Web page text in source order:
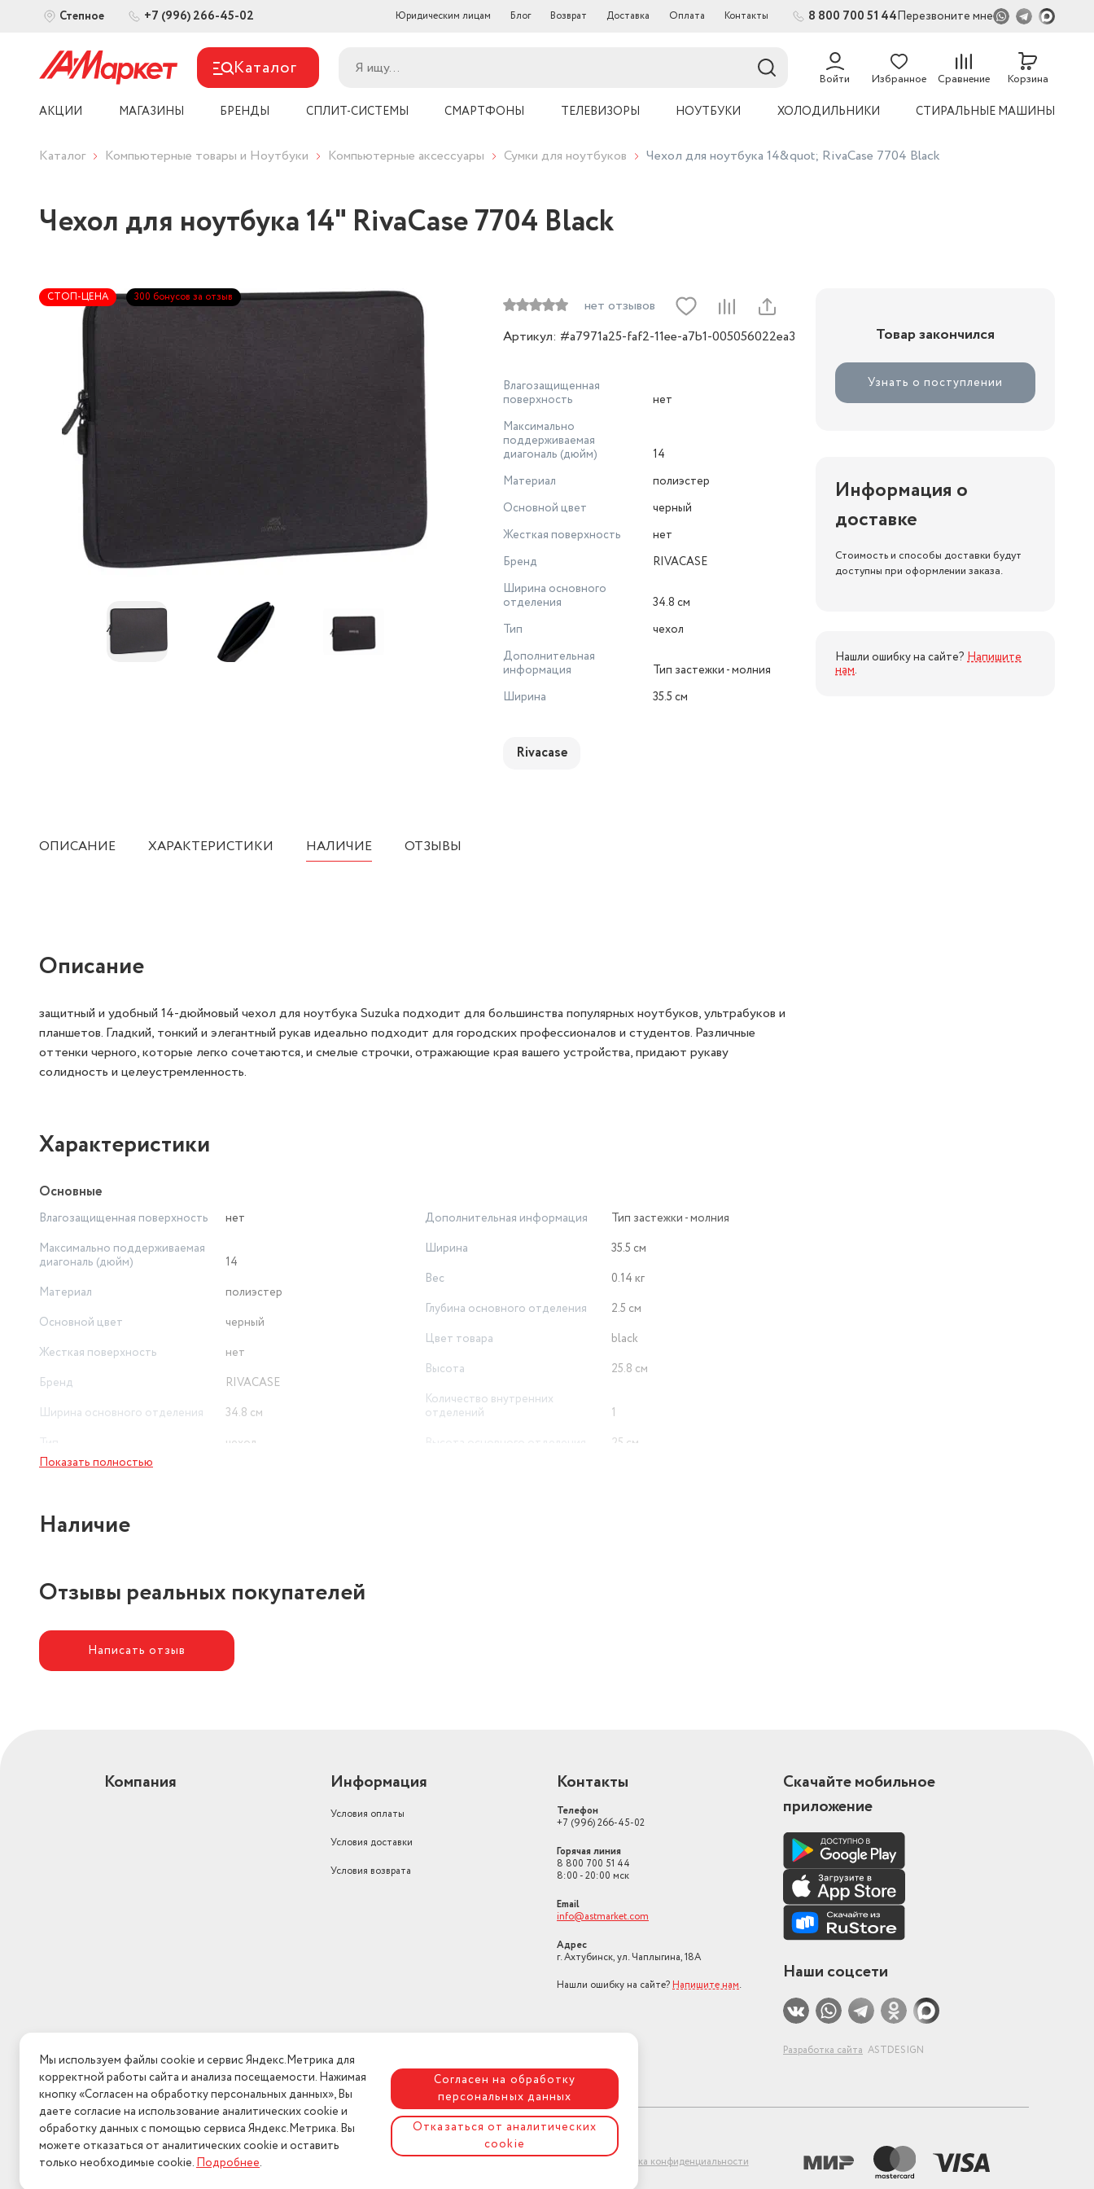
Степное +7 (996) 266-45-02 Юридическим лицам Блог Возврат Доставка Оплата Контакты 8 800 700 51 44Перезвоните мне
Каталог Войти Избранное Сравнение
54
Корзина
АКЦИИ МАГАЗИНЫ БРЕНДЫ СПЛИТ-СИСТЕМЫ СМАРТФОНЫ ТЕЛЕВИЗОРЫ НОУТБУКИ ХОЛОДИЛЬНИКИ СТИРАЛЬНЫЕ МАШИНЫ
Каталог Компьютерные товары и Ноутбуки Компьютерные аксессуары Сумки для ноутбуков Чехол для ноутбука 14&quot; RivaCase 7704 Black
Чехол для ноутбука 14" RivaCase 7704 Black
СТОП-ЦЕНА 300 бонусов за отзыв
нет отзывов
Артикул: #a7971a25-faf2-11ee-a7b1-005056022ea3
Влагозащищенная
поверхность
нет
Максимально
поддерживаемая
диагональ (дюйм)
14
Материал
полиэстер
Основной цвет
черный
Жесткая поверхность
нет
Бренд
RIVACASE
Ширина основного
отделения
34.8 см
Тип
чехол
Дополнительная
информация
Тип застежки - молния
Ширина
35.5 см
Rivacase
Товар закончился
Узнать о поступлении
Информация о
доставке
Стоимость и способы доставки будут
доступны при оформлении заказа.
Нашли ошибку на сайте? Напишите
нам.
ОПИСАНИЕ ХАРАКТЕРИСТИКИ НАЛИЧИЕ ОТЗЫВЫ
Описание
защитный и удобный 14-дюймовый чехол для ноутбука Suzuka подходит для большинства популярных ноутбуков, ультрабуков и
планшетов. Гладкий, тонкий и элегантный рукав идеально подходит для городских профессионалов и студентов. Различные
оттенки черного, которые легко сочетаются, и смелые строчки, отражающие края вашего устройства, придают рукаву
солидность и целеустремленность.
Характеристики
Основные
Влагозащищенная поверхность
нет
Максимально поддерживаемая
диагональ (дюйм)
14
Материал
полиэстер
Основной цвет
черный
Жесткая поверхность
нет
Бренд
RIVACASE
Ширина основного отделения
34.8 см
чехол
Дополнительная информация
Тип застежки - молния
Ширина
35.5 см
Вес
0.14 кг
Глубина основного отделения
2.5 см
Цвет товара
black
Высота
25.8 см
Количество внутренних
отделений
1
25 см
Показать полностью
Наличие
Отзывы реальных покупателей
Написать отзыв
Компания Информация
Условия оплаты
Условия доставки
Условия возврата
Контакты
Телефон
+7 (996) 266-45-02
Горячая линия
8 800 700 51 44
8:00 - 20:00 мск
Email
info@astmarket.com
Адрес
г. Ахтубинск, ул. Чаплыгина, 18А
Нашли ошибку на сайте? Напишите нам.
Скачайте мобильное
приложение
Наши соцсети
Разработка сайта ASTDESIGN
Политика конфиденциальности
Мы используем файлы cookie и сервис Яндекс.Метрика для
корректной работы сайта и анализа посещаемости. Нажимая
кнопку «Согласен на обработку персональных данных», Вы
даете согласие на использование аналитических cookie и
обработку данных с помощью сервиса Яндекс.Метрика. Вы
можете отказаться от аналитических cookie и оставить
только необходимые cookie.Подробнее.
Согласен на обработку
персональных данных
Отказаться от аналитических
cookie